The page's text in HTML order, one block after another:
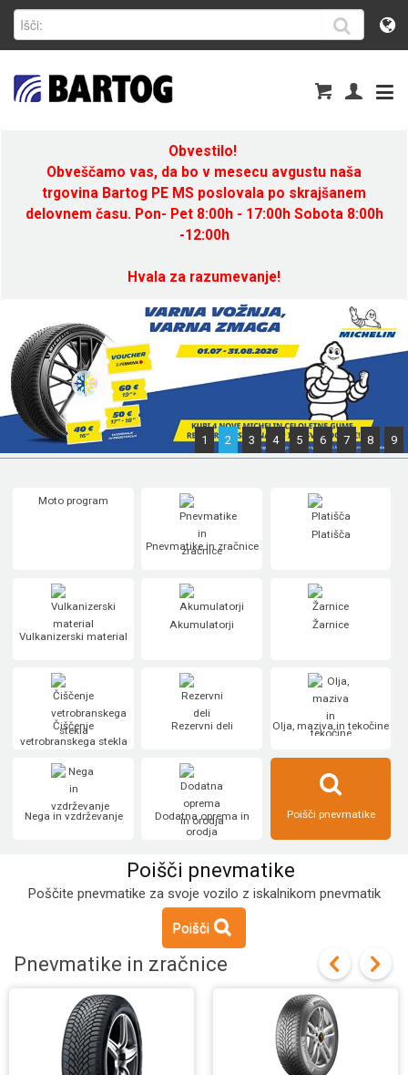
Obvestilo!
Obveščamo vas, da bo v mesecu avgustu naša
trgovina Bartog PE MS poslovala po skrajšanem
delovnem času. Pon- Pet 8:00h - 17:00h Sobota 8:00h
-12:00h
Hvala za razumevanje!
1 2 3 4 5 6 7 8 9
Moto program
Pnevmatike in zračnice
Platišča
Vulkanizerski material
Akumulatorji Žarnice
Čiščenje
vetrobranskega stekla
Rezervni deli Olja, maziva in tekočine
Nega in vzdrževanje
Dodatna oprema in
orodja
Poišči pnevmatike
Poišči pnevmatike
Poščite pnevmatike za svoje vozilo z iskalnikom pnevmatik
Poišči
Pnevmatike in zračnice